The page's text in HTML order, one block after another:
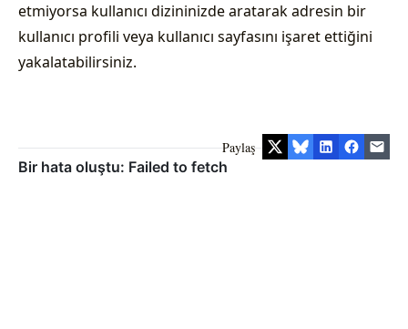
etmiyorsa kullanıcı dizininizde aratarak adresin bir
kullanıcı profili veya kullanıcı sayfasını işaret ettiğini
yakalatabilirsiniz.
Paylaş